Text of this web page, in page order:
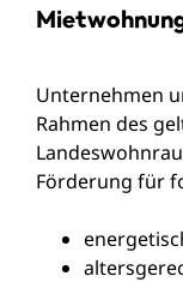
Unternehmen
Rahmen des
Förderung für